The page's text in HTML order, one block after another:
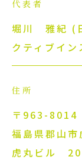
代表者
堀川 雅紀 (
クティブイ
住所
〒963-8014
福島県郡山
虎丸ビル